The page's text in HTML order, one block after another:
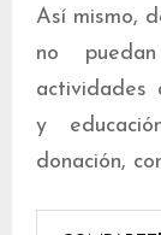
Así mismo,
no
actividades
y
donación,